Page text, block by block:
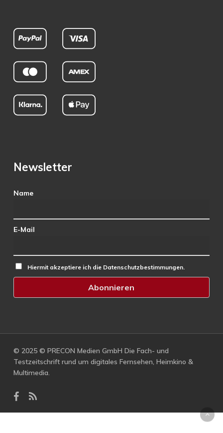
Newsletter
Name
E-Mail
Hiermit akzeptiere ich die Datenschutzbestimmungen.
© 2025 © PRECON Medien GmbH Die Fach- und
Testzeitschrift rund um digitales Fernsehen, Heimkino &
Multimedia.
facebook
RSS